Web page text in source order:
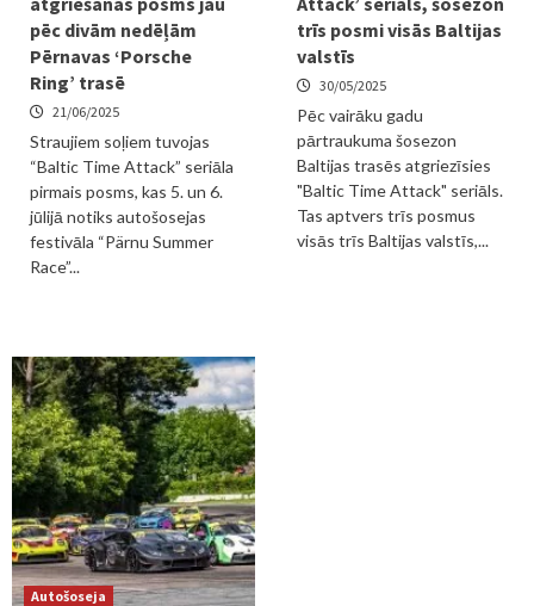
pēc divām nedēļām
Pērnavas ‘Porsche
Ring’ trasē
21/06/2025
Straujiem soļiem tuvojas
“Baltic Time Attack” seriāla
pirmais posms, kas 5. un 6.
jūlijā notiks autošosejas
festivāla “Pärnu Summer
Race”...
trīs posmi visās Baltijas
valstīs
30/05/2025
Pēc vairāku gadu
pārtraukuma šosezon
Baltijas trasēs atgriezīsies
"Baltic Time Attack" seriāls.
Tas aptvers trīs posmus
visās trīs Baltijas valstīs,...
Autošoseja